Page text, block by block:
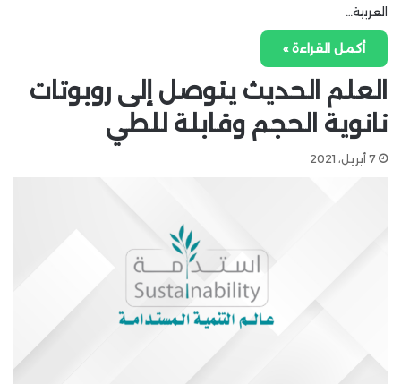
العربية…
أكمل القراءة »
العلم الحديث يتوصل إلى روبوتات
نانوية الحجم وقابلة للطي
7 أبريل، 2021